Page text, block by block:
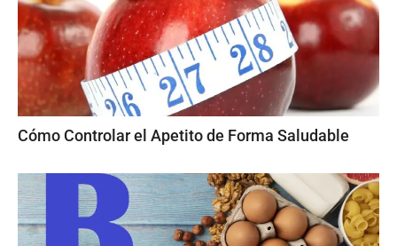
Cómo Controlar el Apetito de Forma Saludable